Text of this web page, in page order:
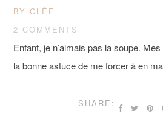
BY CLÉE
2 COMMENTS
Enfant, je n’aimais pas la soupe.
la bonne astuce de me forcer à en
SHARE: